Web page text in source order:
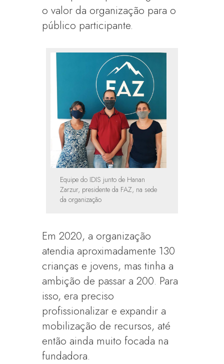
o valor da organização para o
público participante.
Equipe do IDIS junto de Hanan
Zarzur, presidente da FAZ, na sede
da organização
Em 2020, a organização
atendia aproximadamente 130
crianças e jovens, mas tinha a
ambição de passar a 200. Para
isso, era preciso
profissionalizar e expandir a
mobilização de recursos, até
então ainda muito focada na
fundadora.